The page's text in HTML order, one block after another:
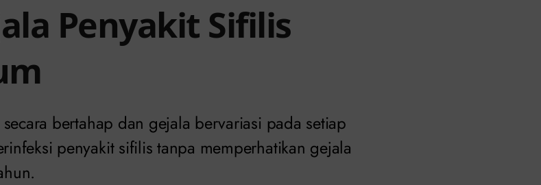
Penyakit Sifilis
bertahap dan gejala bervariasi pada setiap
penyakit sifilis tanpa memperhatikan gejala